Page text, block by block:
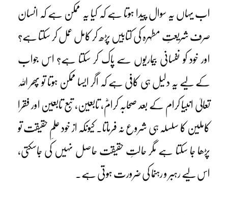
اب یہاں یہ سوال پیدا ہوتا ہے کہ کیا یہ ممکن ہے کہ انسان
صرف شریعتِ مطہرہ کی کتابیں پڑھ کر کامل عمل کر سکتا ہے؟
اور خود کو نفسانی بیماریوں سے پاک کر سکتا ہے؟ اس جواب
کے لیے یہ دلیل ہی کافی ہے کہ اگر ایسا ممکن ہوتا تو پھر اللہ
تعالیٰ انبیا کرام کے بعد صحابہ کرامؓ، تابعین، تبع تابعین اور فقرا
کاملین کا سلسلہ ہی شروع نہ فرماتا۔ کیونکہ از خود علمِ حقیقت تو
پڑھا جا سکتا ہے مگر حالتِ حقیقت حاصل نہیں کی جاسکتی،
اس لیے رہبر و رہنما کی ضرورت ہوتی ہے۔